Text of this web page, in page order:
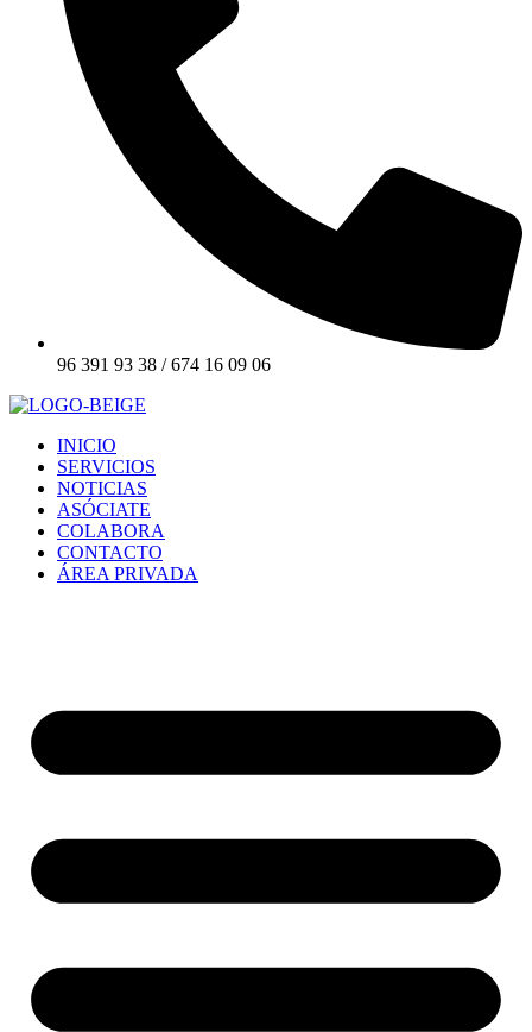
96 391 93 38 / 674 16 09 06
INICIO
SERVICIOS
NOTICIAS
ASÓCIATE
COLABORA
CONTACTO
ÁREA PRIVADA